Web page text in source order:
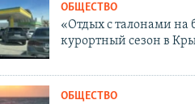
ОБЩЕСТВО
«Отдых с талонами на
курортный сезон в
ОБЩЕСТВО